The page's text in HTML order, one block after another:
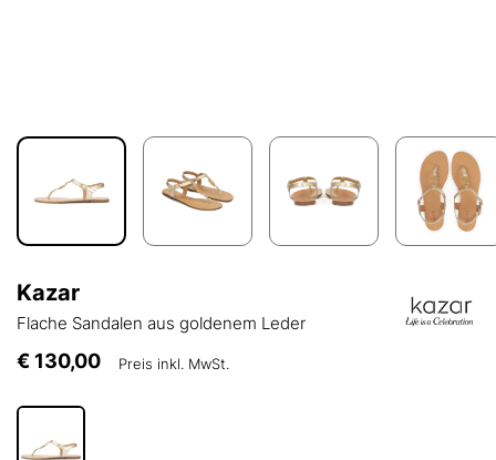
Kazar
Flache Sandalen aus goldenem Leder
€ 130,00 Preis inkl. MwSt.